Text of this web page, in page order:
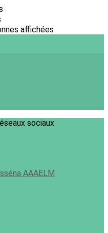
affichées
sociaux